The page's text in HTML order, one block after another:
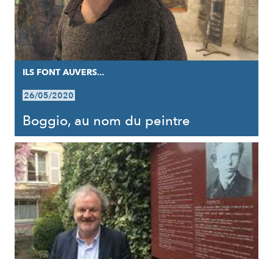
ILS FONT AUVERS...
26/05/2020
Boggio, au nom du peintre